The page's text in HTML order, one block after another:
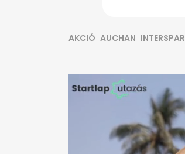
AKCIÓ AUCHAN INTERSPAR